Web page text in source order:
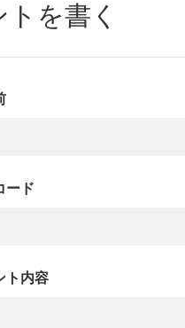
トを書く
ード
ト内容